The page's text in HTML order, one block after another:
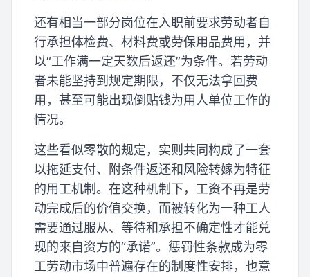
还有相当一部分岗位在入职前要求劳动者自
行承担体检费、材料费或劳保用品费用，并
以“工作满一定天数后返还”为条件。若劳动
者未能坚持到规定期限，不仅无法拿回费
用，甚至可能出现倒贴钱为用人单位工作的
情况。
这些看似零散的规定，实则共同构成了一套
以拖延支付、附条件返还和风险转嫁为特征
的用工机制。在这种机制下，工资不再是劳
动完成后的价值交换，而被转化为一种工人
需要通过服从、等待和承担不确定性才能兑
现的来自资方的“承诺”。惩罚性条款成为零
工劳动市场中普遍存在的制度性安排，也意